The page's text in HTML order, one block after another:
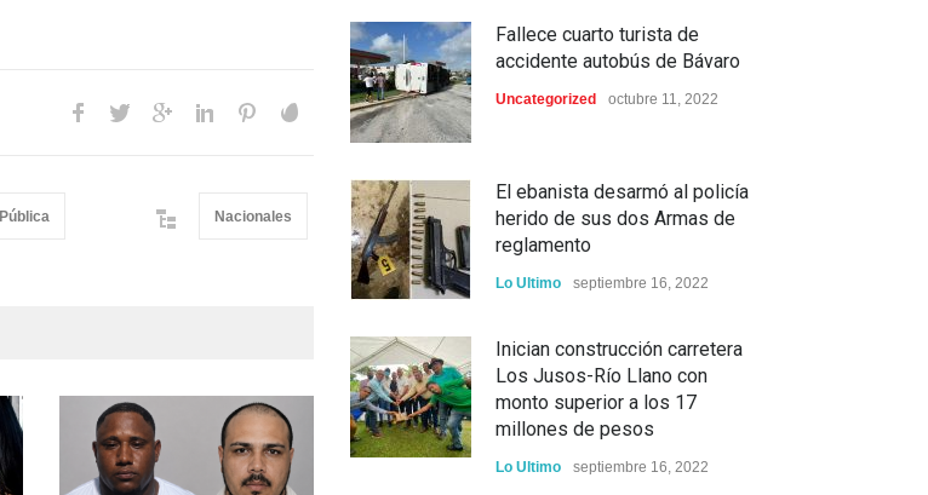
Nacionales
Fallece cuarto turista de
accidente autobús de Bávaro
Uncategorized octubre 11, 2022
El ebanista desarmó al policía
herido de sus dos Armas de
reglamento
Lo Ultimo septiembre 16, 2022
Inician construcción carretera
Los Jusos-Río Llano con
monto superior a los 17
millones de pesos
Lo Ultimo septiembre 16, 2022